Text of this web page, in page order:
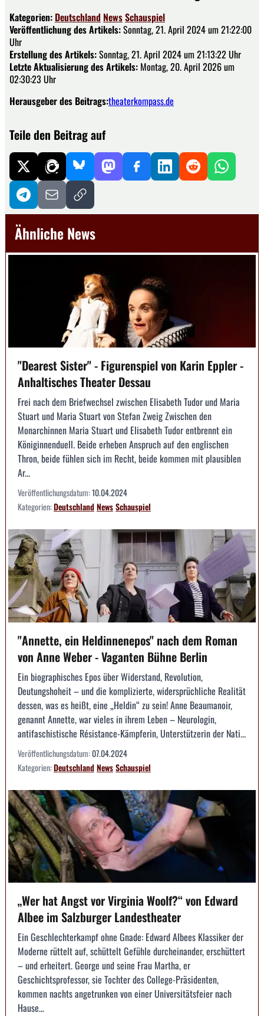
Kategorien: Deutschland NewsSchauspiel
Veröffentlichung des Artikels:Sonntag, 21. April 2024 um 21:22:00
Uhr
Erstellung des Artikels:Sonntag, 21. April 2024 um 21:13:22 Uhr
Letzte Aktualisierung des Artikels: Montag, 20. April 2026 um
02:30:23 Uhr
Herausgeber des Beitrags:theaterkompass.de
Teile den Beitrag auf
Ähnliche News
"Dearest Sister" - Figurenspiel von Karin Eppler -
Anhaltisches Theater Dessau
Frei nach dem Briefwechsel zwischen Elisabeth Tudor und Maria
Stuart und Maria Stuart von Stefan Zweig Zwischen den
Monarchinnen Maria Stuart und Elisabeth Tudor entbrennt ein
Königinnenduell. Beide erheben Anspruch auf den englischen
Thron, beide fühlen sich im Recht, beide kommen mit plausiblen
Ar...
Veröffentlichungsdatum:10.04.2024
Kategorien:DeutschlandNewsSchauspiel
"Annette, ein Heldinnenepos" nach dem Roman
von Anne Weber - Vaganten Bühne Berlin
Ein biographisches Epos über Widerstand, Revolution,
Deutungshoheit – und die komplizierte, widersprüchliche Realität
dessen, was es heißt, eine „Heldin“ zu sein! Anne Beaumanoir,
genannt Annette, war vieles in ihrem Leben – Neurologin,
antifaschistische Résistance-Kämpferin, Unterstützerin der Nati...
Veröffentlichungsdatum:07.04.2024
Kategorien:DeutschlandNewsSchauspiel
„Wer hat Angst vor Virginia Woolf?“ von Edward
Albee im Salzburger Landestheater
Ein Geschlechterkampf ohne Gnade: Edward Albees Klassiker der
Moderne rüttelt auf, schüttelt Gefühle durcheinander, erschüttert
– und erheitert. George und seine Frau Martha, er
Geschichtsprofessor, sie Tochter des College-Präsidenten,
kommen nachts angetrunken von einer Universitätsfeier nach
Hause...